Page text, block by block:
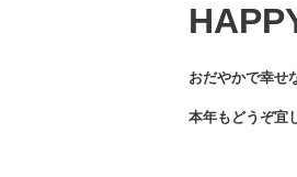
おだやかで幸せ
本年もどうぞ宜